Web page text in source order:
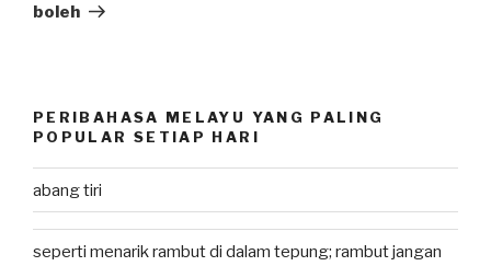
boleh
PERIBAHASA MELAYU YANG PALING
POPULAR SETIAP HARI
abang tiri
seperti menarik rambut di dalam tepung; rambut jangan